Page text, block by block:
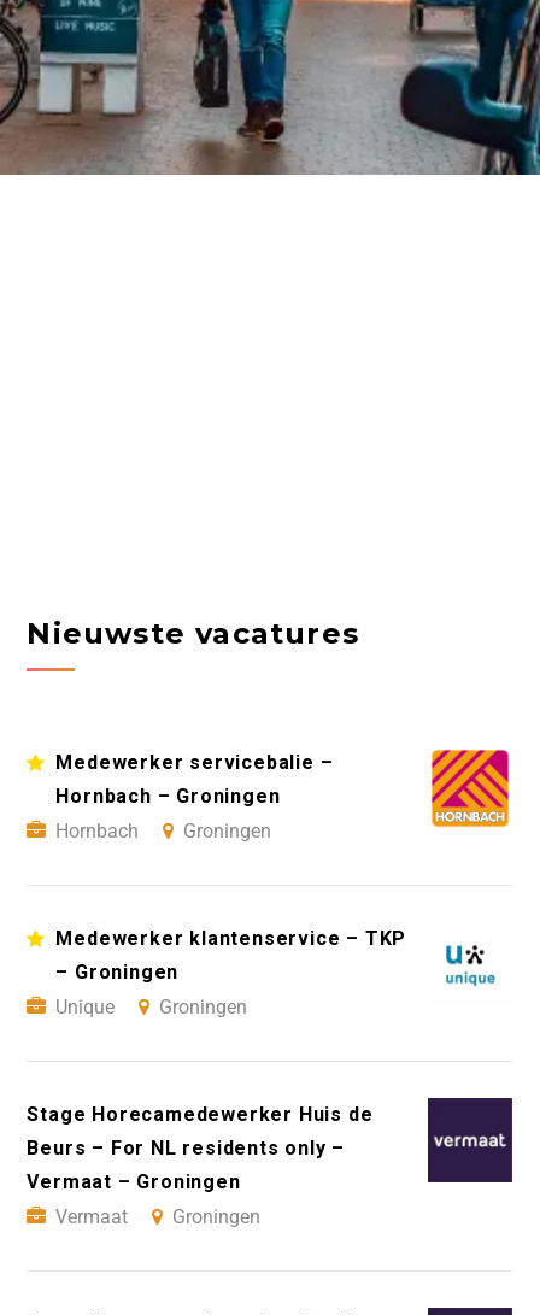
Nieuwste vacatures
Medewerker servicebalie –
Hornbach – Groningen
Hornbach
Groningen
Medewerker klantenservice – TKP
– Groningen
Unique
Groningen
Stage Horecamedewerker Huis de
Beurs – For NL residents only –
Vermaat – Groningen
Vermaat
Groningen